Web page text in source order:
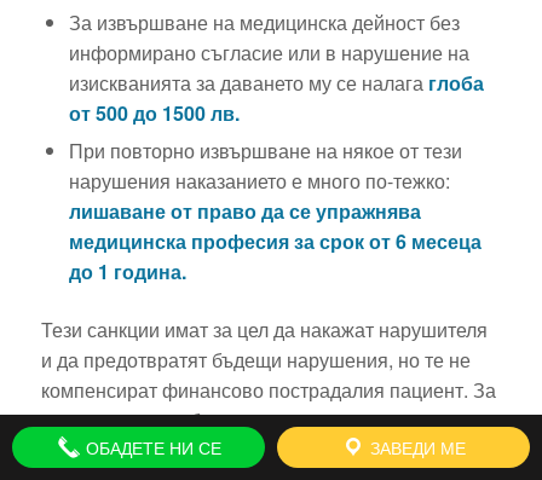
За извършване на медицинска дейност без
информирано съгласие или в нарушение на
изискванията за даването му се налага глоба
от 500 до 1500 лв.
При повторно извършване на някое от тези
нарушения наказанието е много по-тежко:
лишаване от право да се упражнява
медицинска професия за срок от 6 месеца
до 1 година.
Тези санкции имат за цел да накажат нарушителя
и да предотвратят бъдещи нарушения, но те не
компенсират финансово пострадалия пациент. За
получаване на обезщетение е задължително
воденето на гражданско дело.
ОБАДЕТЕ НИ СЕ ЗАВЕДИ МЕ